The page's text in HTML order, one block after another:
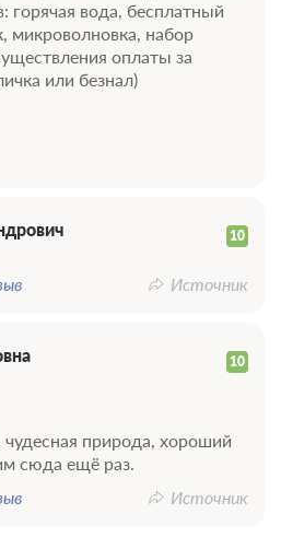
горячая вода, бесплатный
микроволновка, набор
оплаты за
или безнал)
10
Источник
10
природа, хороший
сюда ещё раз.
Источник